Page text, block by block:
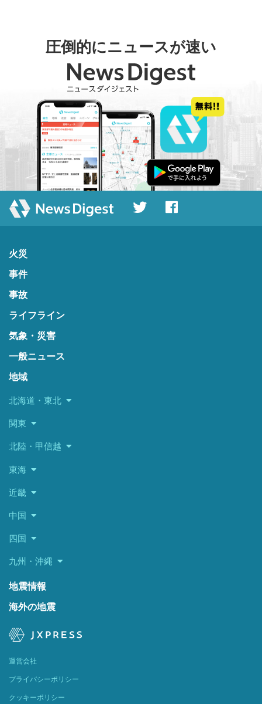
圧倒的にニュースが速い
火災
事件
事故
ライフライン
気象・災害
一般ニュース
地域
北海道・東北
関東
北陸・甲信越
東海
近畿
中国
四国
九州・沖縄
地震情報
海外の地震
運営会社
プライバシーポリシー
クッキーポリシー